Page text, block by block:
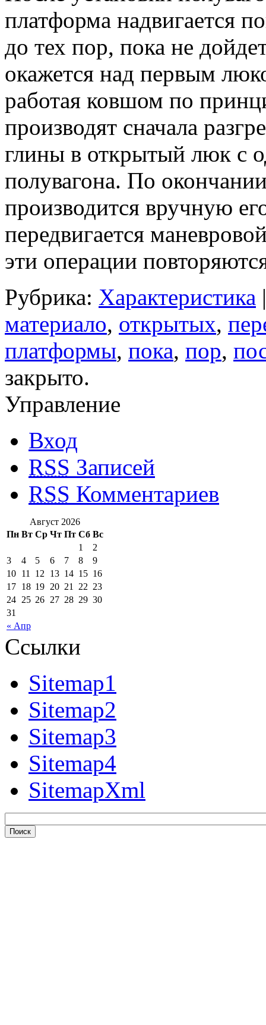
платформа надвигается
до тех пор, пока не
окажется над первым
работая ковшом по
производят сначала
глины в открытый люк с
полувагона. По
производится вручную
передвигается
эти операции
Рубрика: Характеристика
материало, открытых,
платформы, пока, пор,
закрыто.
Управление
Вход
RSS Записей
RSS Комментариев
Август 2026
Пн Вт Ср Чт Пт Сб Вс
« Апр
1
2
3
4 5 6 7 8
9
10 11 12 13 14 15 16
17 18 19 20 21 22 23
24 25 26 27 28 29 30
31
Ссылки
Sitemap1
Sitemap2
Sitemap3
Sitemap4
SitemapXml